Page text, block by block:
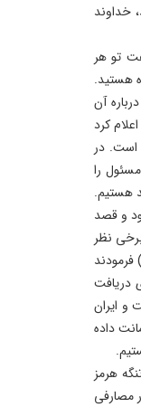
خداوند
ترامپ گفت تو هر
هستید.
آن
کرد
من داده شده است. در
را
هستیم.
و قصد
نظر
فرمودند
کرد که جواب را در جریان یک طرح ۵ ماده ای دریافت
و ایران
داده
هرمز
مصارفی